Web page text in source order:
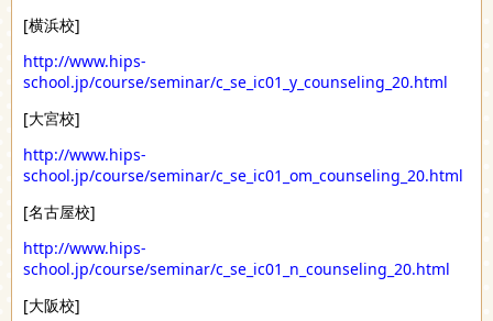
[横浜校]
http://www.hips-
school.jp/course/seminar/c_se_ic01_y_counseling_20.html
[大宮校]
http://www.hips-
school.jp/course/seminar/c_se_ic01_om_counseling_20.html
[名古屋校]
http://www.hips-
school.jp/course/seminar/c_se_ic01_n_counseling_20.html
[大阪校]